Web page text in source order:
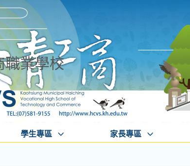
職業學校
學生專區 家長專區